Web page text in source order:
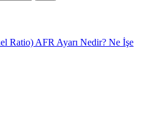
Ratio) AFR Ayarı Nedir? Ne İşe